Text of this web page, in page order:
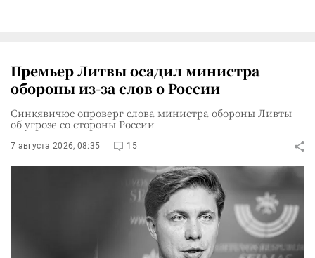
Премьер Литвы осадил министра
обороны из-за слов о России
Синкявичюс опроверг слова министра обороны Ливты
об угрозе со стороны России
7 августа 2026, 08:35 15